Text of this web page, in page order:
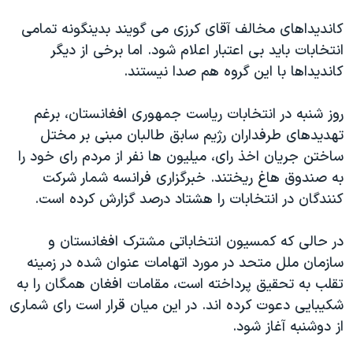
اسرائیل در جنگ
گالری عکس
آرشیو پخش زنده
ورزش زنان در ایران
اعتراضات زن، زندگی، آزادی
مجموعه مستندهای دادخواهی
تریبونال مردمی آبان ۹۸
دادگاه حمید نوری
چهل سال گروگان‌گیری
قانون شفافیت دارائی کادر رهبری ایران
اسرائیل در جنگ
نرگس محمدی برنده جایزه نوبل صلح
همایش محافظه‌کاران آمریکا «سی‌پک»
صفحه‌های ویژه
کانديداهای مخالف آقای کرزی می گويند بدينگونه تمامی
انتخابات بايد بی اعتبار اعلام شود. اما برخی از ديگر
کانديداها با اين گروه هم صدا نيستند.
روز شنبه در انتخابات رياست جمهوری افغانستان، برغم
تهديدهای طرفداران رژيم سابق طالبان مبنی بر مختل
ساختن جريان اخذ رای، ميليون ها نفر از مردم رای خود را
به صندوق هاغ ريختند. خبرگزاری فرانسه شمار شرکت
کنندگان در انتخابات را هشتاد درصد گزارش کرده است.
در حالی که کمسيون انتخاباتی مشترک افغانستان و
سازمان ملل متحد در مورد اتهامات عنوان شده در زمينه
تقلب به تحقيق پرداخته است، مقامات افغان همگان را به
شکيبايی دعوت کرده اند. در اين ميان قرار است رای شماری
از دوشنبه آغاز شود.